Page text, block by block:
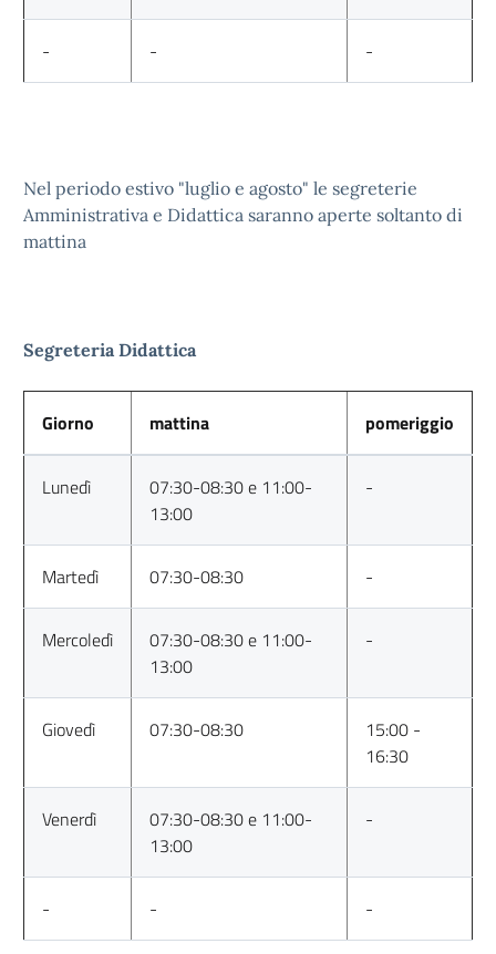
- - -
Nel periodo estivo "luglio e agosto" le segreterie
Amministrativa e Didattica saranno aperte soltanto di
mattina
Segreteria Didattica
Giorno mattina pomeriggio
Lunedì
07:30-08:30 e 11:00-
13:00
-
Martedì 07:30-08:30 -
Mercoledì
07:30-08:30 e 11:00-
13:00
-
Giovedì 07:30-08:30
15:00 -
16:30
Venerdì
07:30-08:30 e 11:00-
13:00
-
- - -